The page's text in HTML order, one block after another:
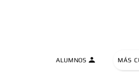
ALUMNOS MÁS